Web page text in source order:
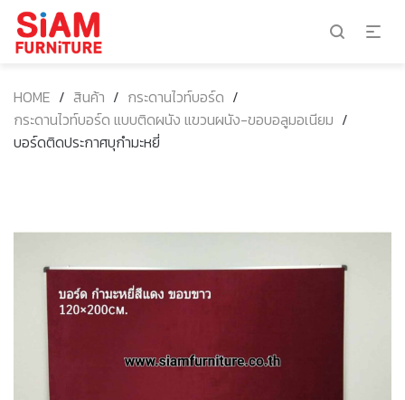
HOME / สินค้า / กระดานไวท์บอร์ด /
กระดานไวท์บอร์ด แบบติดผนัง แขวนผนัง-ขอบอลูมอเนียม /
บอร์ดติดประกาศบุกำมะหยี่